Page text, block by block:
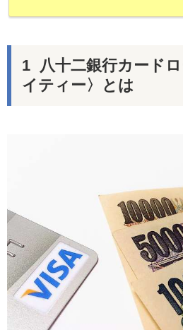
八十二銀行カード
イティー〉とは